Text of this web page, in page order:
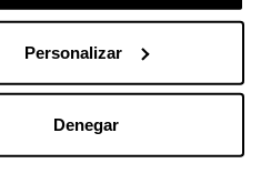
Personalizar
Denegar